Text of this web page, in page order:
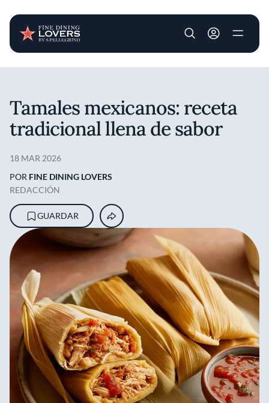
User account
Tamales mexicanos: receta
tradicional llena de sabor
18 MAR 2026
POR FINE DINING LOVERS
REDACCIÓN
GUARDAR